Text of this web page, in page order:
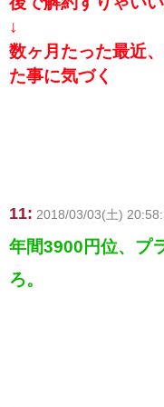
↓
数ヶ月たった最近
た事に気づく
11: 2018/03/03(土)
年間3900円位、プ
ろ。